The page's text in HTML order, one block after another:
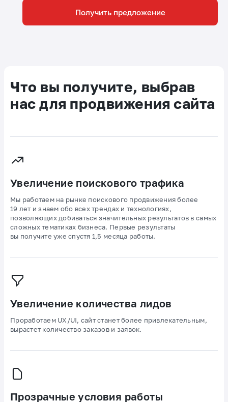
Получить предложение
Что вы получите, выбрав
нас для продвижения сайта
Увеличение поискового трафика
Мы работаем на рынке поискового продвижения более
19 лет и знаем обо всех трендах и технологиях,
позволяющих добиваться значительных результатов в самых
сложных тематиках бизнеса. Первые результаты
вы получите уже спустя 1,5 месяца работы.
Увеличение количества лидов
Проработаем UX/UI, сайт станет более привлекательным,
вырастет количество заказов и заявок.
Прозрачные условия работы